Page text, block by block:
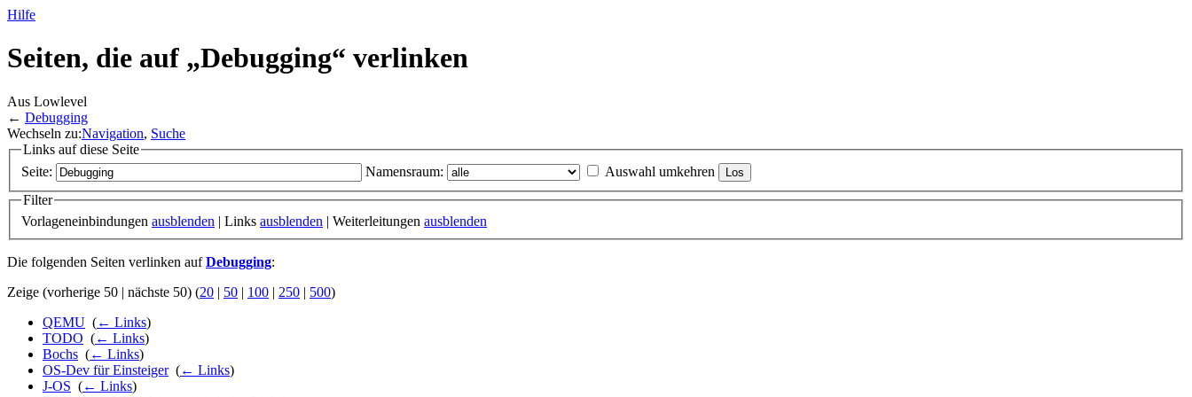
Hilfe
Seiten, die auf „Debugging“ verlinken
Aus Lowlevel
← Debugging
Wechseln zu:Navigation, Suche
Links auf diese Seite
Seite:
Namensraum:
Auswahl umkehren
Filter
Vorlageneinbindungen ausblenden | Links ausblenden | Weiterleitungen ausblenden
Die folgenden Seiten verlinken aufDebugging:
Zeige (vorherige 50 | nächste 50) (20 | 50 | 100 | 250 | 500)
QEMU (← Links)
TODO (← Links)
Bochs (← Links)
OS-Dev für Einsteiger‎ (← Links)
J-OS (← Links)